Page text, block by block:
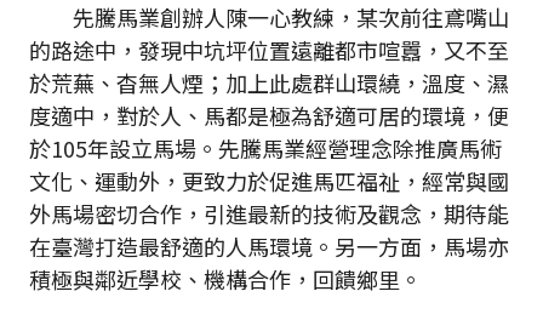
先騰馬業創辦人陳一心教練，某次前往鳶嘴山
的路途中，發現中坑坪位置遠離都市喧囂，又不至
於荒蕪、杳無人煙；加上此處群山環繞，溫度、濕
度適中，對於人、馬都是極為舒適可居的環境，便
於105年設立馬場。先騰馬業經營理念除推廣馬術
文化、運動外，更致力於促進馬匹福祉，經常與國
外馬場密切合作，引進最新的技術及觀念，期待能
在臺灣打造最舒適的人馬環境。另一方面，馬場亦
積極與鄰近學校、機構合作，回饋鄉里。